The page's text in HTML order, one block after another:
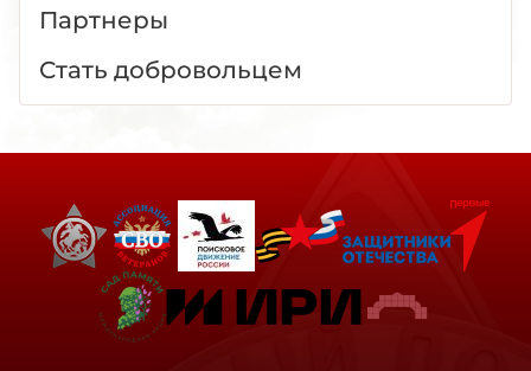
Партнеры
Стать добровольцем